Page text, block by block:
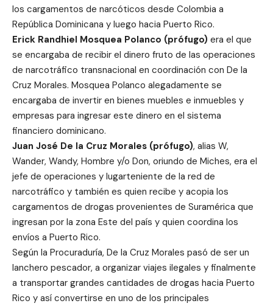
los cargamentos de narcóticos desde Colombia a
República Dominicana y luego hacia Puerto Rico.
Erick Randhiel Mosquea Polanco (prófugo) era el que
se encargaba de recibir el dinero fruto de las operaciones
de narcotráfico transnacional en coordinación con De la
Cruz Morales. Mosquea Polanco alegadamente se
encargaba de invertir en bienes muebles e inmuebles y
empresas para ingresar este dinero en el sistema
financiero dominicano.
Juan José De la Cruz Morales (prófugo), alias W,
Wander, Wandy, Hombre y/o Don, oriundo de Miches, era el
jefe de operaciones y lugarteniente de la red de
narcotráfico y también es quien recibe y acopia los
cargamentos de drogas provenientes de Suramérica que
ingresan por la zona Este del país y quien coordina los
envíos a Puerto Rico.
Según la Procuraduría, De la Cruz Morales pasó de ser un
lanchero pescador, a organizar viajes ilegales y finalmente
a transportar grandes cantidades de drogas hacia Puerto
Rico y así convertirse en uno de los principales